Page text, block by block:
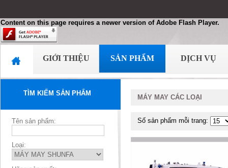
Content on this page requires a newer version of Adobe Flash Player.
GIỚI THIỆU SẢN PHẨM DỊCH VỤ
TÌM KIẾM SẢN PHẨM
Tên sản phẩm:
Loại:
MÁY MAY CÁC LOẠI
Số sản phẩm mỗi trang: